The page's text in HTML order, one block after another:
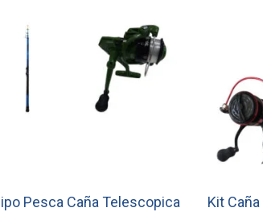
Pesca Caña Telescopica
Kit